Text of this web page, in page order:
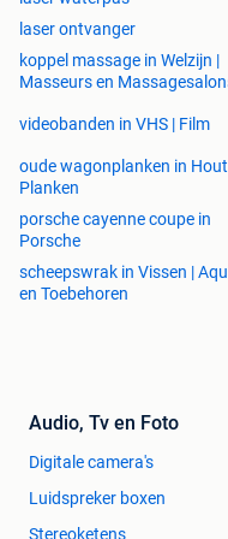
Uitgebreide
Standaard word de
een "hybride"
45 geschikt is voor
wordt namelijk ook
TRD 45 heeft een blauw
hoogtes af te kunnen
250 meter afstand
ROTEX HR in het
kunnen werken. Kies
Compacte Li-Ion Accu:
Ion accu. Opladen gaat
aansluiting op de
uitgehaald te worden.
laser ontvanger
koppel massage in Welzijn |
Masseurs en
videobanden in VHS | Film
oude wagonplanken in
Planken
porsche cayenne coupe in
Porsche
scheepswrak in Vissen |
en Toebehoren
Audio, Tv en Foto
Digitale camera's
Luidspreker boxen
Stereoketens